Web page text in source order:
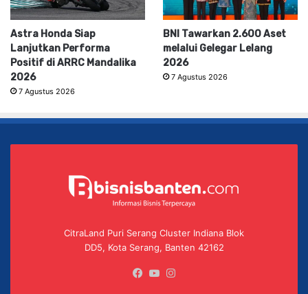
Astra Honda Siap
Lanjutkan Performa
Positif di ARRC Mandalika
2026
7 Agustus 2026
BNI Tawarkan 2.600 Aset
melalui Gelegar Lelang
2026
7 Agustus 2026
CitraLand Puri Serang Cluster Indiana Blok
DD5, Kota Serang, Banten 42162
Facebook
YouTube